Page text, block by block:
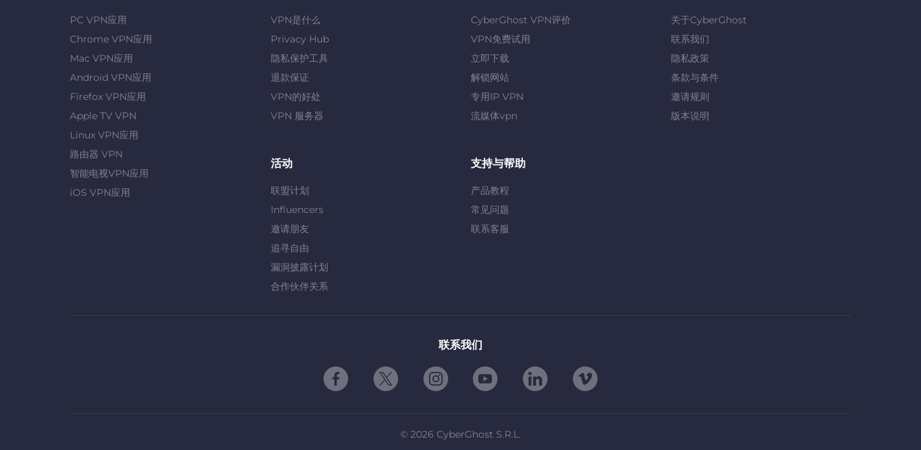
PC VPN应用
Chrome VPN应用
Mac VPN应用
Android VPN应用
Firefox VPN应用
Apple TV VPN
Linux VPN应用
路由器 VPN
智能电视VPN应用
iOS VPN应用
VPN是什么
Privacy Hub
隐私保护工具
退款保证
VPN的好处
VPN 服务器
CyberGhost VPN评价
VPN免费试用
立即下载
解锁网站
专用IP VPN
流媒体vpn
关于CyberGhost
联系我们
隐私政策
条款与条件
邀请规则
版本说明
活动
联盟计划
Influencers
邀请朋友
追寻自由
漏洞披露计划
合作伙伴关系
支持与帮助
产品教程
常见问题
联系客服
联系我们
© 2026 CyberGhost S.R.L.